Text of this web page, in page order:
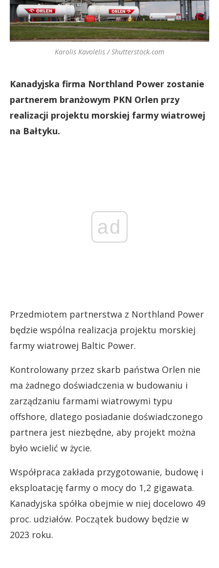
Karolis Kavolelis / Shutterstock.com
Kanadyjska firma Northland Power zostanie
partnerem branżowym PKN Orlen przy
realizacji projektu morskiej farmy wiatrowej
na Bałtyku.
ad
Przedmiotem partnerstwa z Northland Power
będzie wspólna realizacja projektu morskiej
farmy wiatrowej Baltic Power.
Kontrolowany przez skarb państwa Orlen nie
ma żadnego doświadczenia w budowaniu i
zarządzaniu farmami wiatrowymi typu
offshore, dlatego posiadanie doświadczonego
partnera jest niezbędne, aby projekt można
było wcielić w życie.
Współpraca zakłada przygotowanie, budowę i
eksploatację farmy o mocy do 1,2 gigawata.
Kanadyjska spółka obejmie w niej docelowo 49
proc. udziałów. Początek budowy będzie w
2023 roku.